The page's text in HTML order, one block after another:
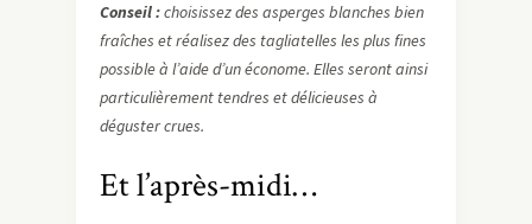
Conseil :choisissez des asperges blanches bien
fraîches et réalisez des tagliatelles les plus fines
possible à l’aide d’un économe. Elles seront ainsi
particulièrement tendres et délicieuses à
déguster crues.
Et l’après-midi…